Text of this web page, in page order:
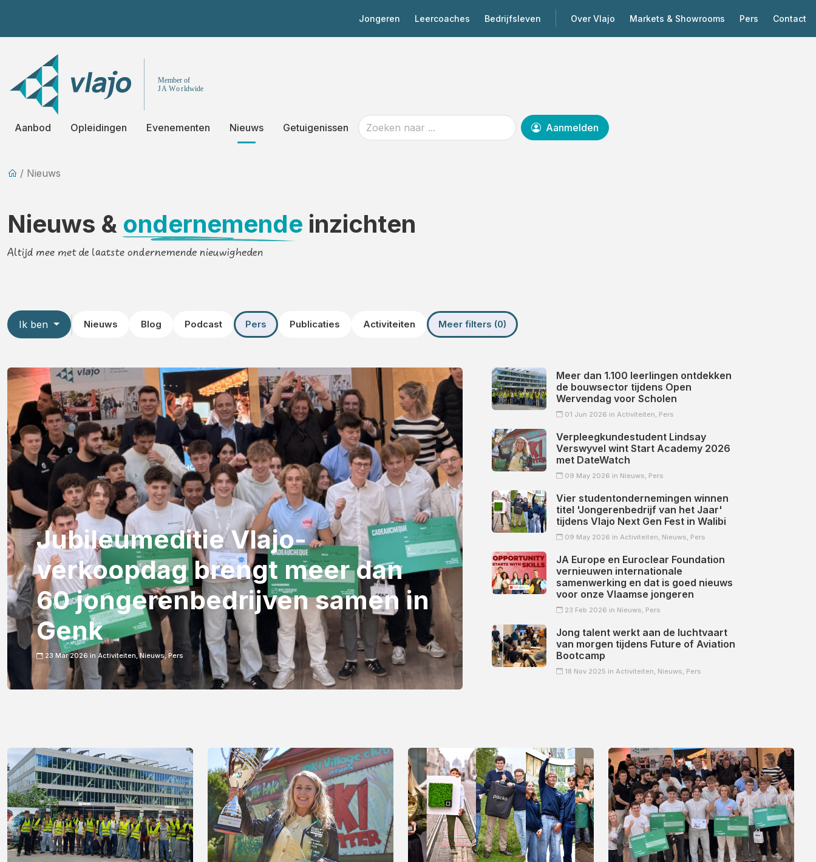
Jongeren Leercoaches Bedrijfsleven Over Vlajo Markets & Showrooms Pers Contact
Aanbod Opleidingen Evenementen Nieuws Getuigenissen Aanmelden
/ Nieuws
Nieuws & ondernemende inzichten
Altijd mee met de laatste ondernemende nieuwigheden
Ik ben Nieuws Blog Podcast Pers Publicaties Activiteiten Meer filters (0)
Jubileumeditie Vlajo-
verkoopdag brengt meer dan
60 jongerenbedrijven samen in
Genk
23 Mar 2026 in Activiteiten,Nieuws, Pers
Meer dan 1.100 leerlingen ontdekken
de bouwsector tijdens Open
Wervendag voor Scholen
01 Jun 2026 in Activiteiten, Pers
Verpleegkundestudent Lindsay
Verswyvel wint Start Academy 2026
met DateWatch
09 May 2026 in Nieuws, Pers
Vier studentondernemingen winnen
titel 'Jongerenbedrijf van het Jaar'
tijdens Vlajo Next Gen Fest in Walibi
09 May 2026 in Activiteiten, Nieuws, Pers
JA Europe en Euroclear Foundation
vernieuwen internationale
samenwerking en dat is goed nieuws
voor onze Vlaamse jongeren
23 Feb 2026 in Nieuws, Pers
Jong talent werkt aan de luchtvaart
van morgen tijdens Future of Aviation
Bootcamp
18 Nov 2025 in Activiteiten, Nieuws, Pers